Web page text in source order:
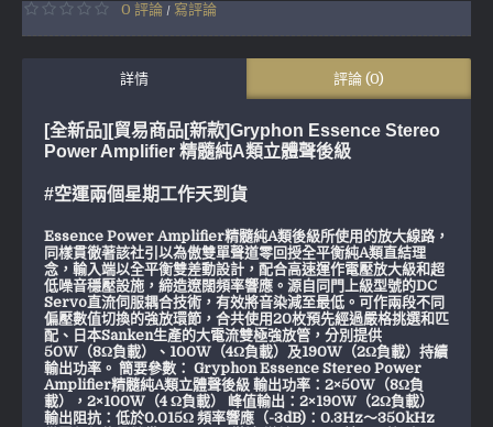
0 評論 / 寫評論
詳情 評論 (0)
[全新品][貿易商品[新款]Gryphon Essence Stereo
Power Amplifier 精髓純A類立體聲後級
#空運兩個星期工作天到貨
Essence Power Amplifier精髓純A類後級所使用的放大線路，
同樣貫徹著該社引以為傲雙單聲道零回授全平衡純A類直結理
念，輸入端以全平衡雙差動設計，配合高速運作電壓放大級和超
低噪音穩壓設施，締造遼闊頻率響應。源自同門上級型號的DC
Servo直流伺服耦合技術，有效將音染減至最低。可作兩段不同
偏壓數值切換的強放環節，合共使用20枚預先經過嚴格挑選和匹
配、日本Sanken生產的大電流雙極強放管，分別提供
50W（8Ω負載）、100W（4Ω負載）及190W（2Ω負載）持續
輸出功率。 簡要參數： Gryphon Essence Stereo Power
Amplifier精髓純A類立體聲後級 輸出功率：2×50W（8Ω負
載），2×100W（4 Ω負載） 峰值輸出：2×190W（2Ω負載）
輸出阻抗：低於0.015Ω 頻率響應（-3dB)：0.3Hz～350kHz